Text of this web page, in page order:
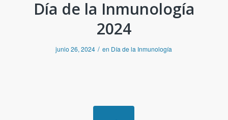
Día de la Inmunología
2024
junio 26, 2024 / en Día de la Inmunología